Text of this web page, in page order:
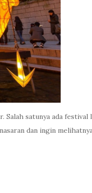
satunya ada
dan ingin